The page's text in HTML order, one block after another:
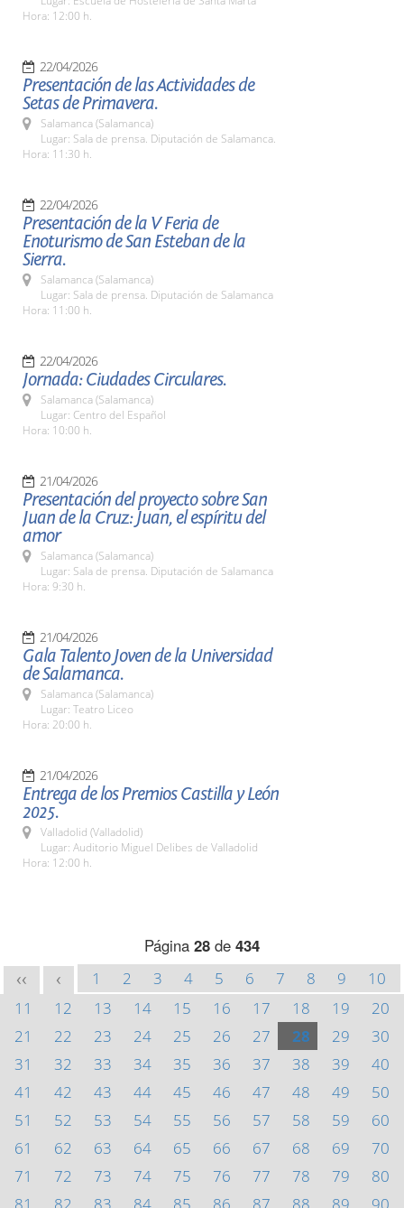
Hora: 12:00 h.
22/04/2026
Presentación de las Actividades de
Setas de Primavera.
Salamanca (Salamanca)
Lugar: Sala de prensa. Diputación de Salamanca.
Hora: 11:30 h.
22/04/2026
Presentación de la V Feria de
Enoturismo de San Esteban de la
Sierra.
Salamanca (Salamanca)
Lugar: Sala de prensa. Diputación de Salamanca
Hora: 11:00 h.
22/04/2026
Jornada: Ciudades Circulares.
Salamanca (Salamanca)
Lugar: Centro del Español
Hora: 10:00 h.
21/04/2026
Presentación del proyecto sobre San
Juan de la Cruz: Juan, el espíritu del
amor
Salamanca (Salamanca)
Lugar: Sala de prensa. Diputación de Salamanca
Hora: 9:30 h.
21/04/2026
Gala Talento Joven de la Universidad
de Salamanca.
Salamanca (Salamanca)
Lugar: Teatro Liceo
Hora: 20:00 h.
21/04/2026
Entrega de los Premios Castilla y León
2025.
Valladolid (Valladolid)
Lugar: Auditorio Miguel Delibes de Valladolid
Hora: 12:00 h.
Página 28 de 434
<< < 1 2 3 4 5 6 7 8 9
10
11
12 13 14 15 16 17 18 19
20
21
22 23 24 25 26 27 28 29
30
31
32 33 34 35 36 37 38 39
40
41
42 43 44 45 46 47 48 49
50
51
52 53 54 55 56 57 58 59
60
61
62 63 64 65 66 67 68 69
70
71
72 73 74 75 76 77 78 79
80